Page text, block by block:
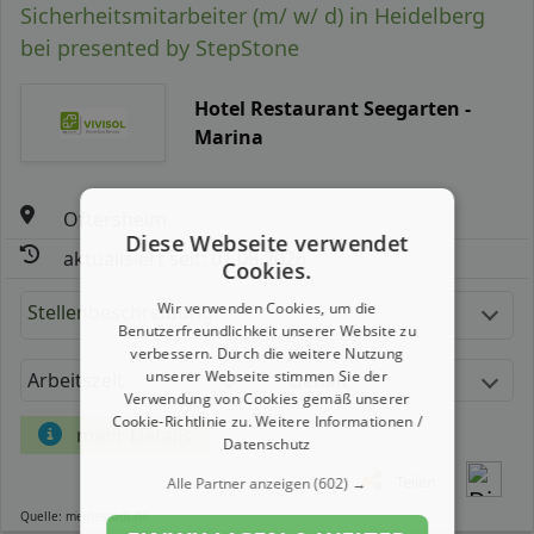
Sicherheitsmitarbeiter (m/ w/ d) in Heidelberg
bei presented by StepStone
Hotel Restaurant Seegarten -
Marina
Oftersheim
aktualisiert seit: 01.08.2026
Stellenbeschreibung:
Arbeitszeit Gehalt
mehr Details
Quelle: meinestadt.de
Diese Webseite verwendet
Cookies.
Wir verwenden Cookies, um die
Benutzerfreundlichkeit unserer Website zu
verbessern. Durch die weitere Nutzung
unserer Webseite stimmen Sie der
Verwendung von Cookies gemäß unserer
Cookie-Richtlinie zu.Weitere Informationen /
Datenschutz
Alle Partner anzeigen(602) →